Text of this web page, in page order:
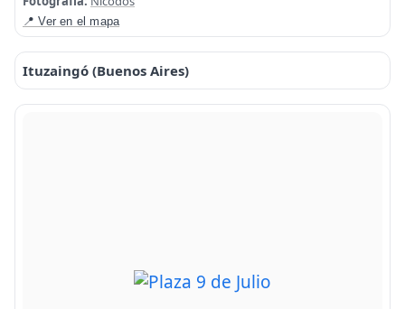
📍 Ver en el mapa
Ituzaingó (Buenos Aires)